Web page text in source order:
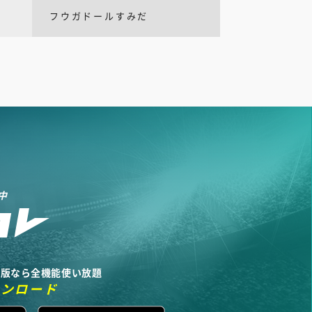
フウガドールすみだ
なら全機能使い放題
ロード